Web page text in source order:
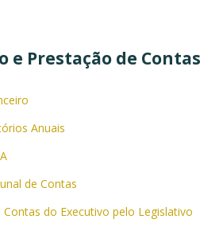
e Prestação de Contas
Anuais
de Contas
Contas do Executivo pelo Legislativo